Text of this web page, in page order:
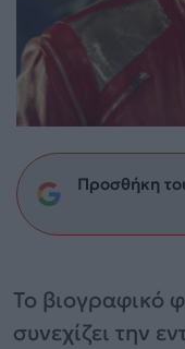
Προσθήκη
Το βιογραφικό
συνεχίζει την